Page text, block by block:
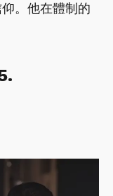
。他在體制的